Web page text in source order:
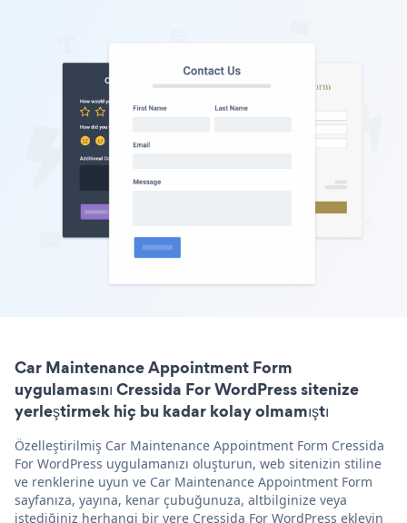
Car Maintenance Appointment Form
uygulamasını Cressida For WordPress sitenize
yerleştirmek hiç bu kadar kolay olmamıştı
Özelleştirilmiş Car Maintenance Appointment Form Cressida
For WordPress uygulamanızı oluşturun, web sitenizin stiline
ve renklerine uyun ve Car Maintenance Appointment Form
sayfanıza, yayına, kenar çubuğunuza, altbilginize veya
istediğiniz herhangi bir yere Cressida For WordPress ekleyin